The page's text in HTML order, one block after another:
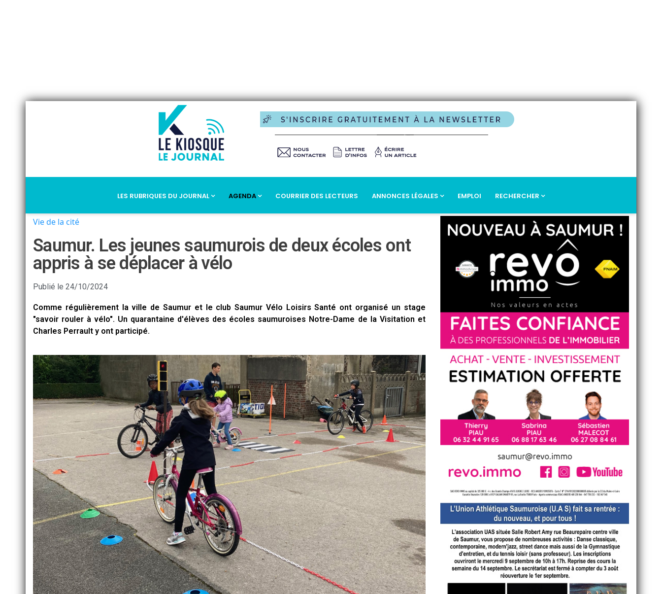
LES RUBRIQUES DU JOURNAL AGENDA COURRIER DES LECTEURS ANNONCES LÉGALES EMPLOI RECHERCHER
Vie de la cité
Saumur. Les jeunes saumurois de deux écoles ont
appris à se déplacer à vélo
Publié le 24/10/2024
Comme régulièrement la ville de Saumur et le club Saumur Vélo Loisirs Santé ont organisé un stage
"savoir rouler à vélo". Un quarantaine d'élèves des écoles saumuroises Notre-Dame de la Visitation et
Charles Perrault y ont participé.